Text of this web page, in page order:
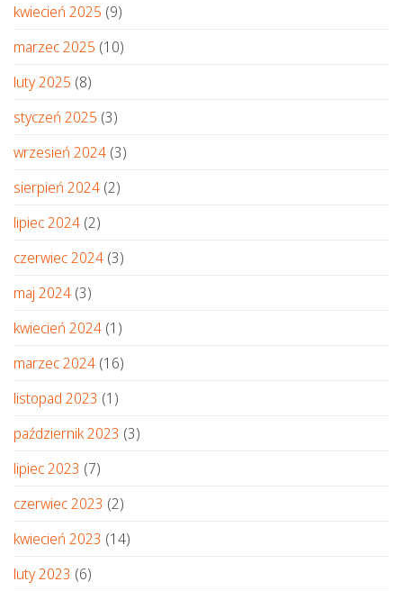
kwiecień 2025 (9)
marzec 2025 (10)
luty 2025 (8)
styczeń 2025 (3)
wrzesień 2024 (3)
sierpień 2024 (2)
lipiec 2024 (2)
czerwiec 2024 (3)
maj 2024 (3)
kwiecień 2024 (1)
marzec 2024 (16)
listopad 2023 (1)
październik 2023 (3)
lipiec 2023 (7)
czerwiec 2023 (2)
kwiecień 2023 (14)
luty 2023 (6)